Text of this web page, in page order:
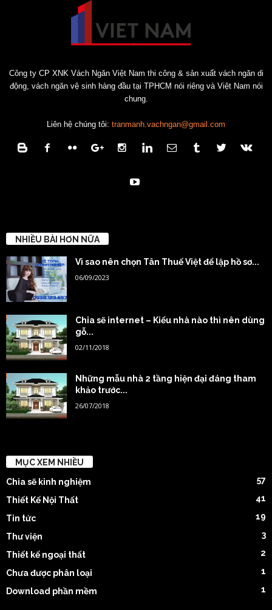
Công ty CP XNK Vách Ngăn Việt Nam thi công & sản xuất vách ngăn di
động, vách ngăn vệ sinh hàng đầu tại TPHCM nói riêng và Việt Nam nói
chung.
Liên hệ chúng tôi: tranmanh.vachngan@gmail.com
NHIỀU BÀI HƠN NỮA
Vì sao nên chọn Tân Thuế Việt để lập hồ sơ...
06/09/2023
Chia sẽ internet – Kiểu nhà nào thì nên dùng
gỗ...
02/11/2018
Những mẫu nhà 2 tầng hiện đại đáng tham
khảo trước...
26/07/2018
MỤC XEM NHIỀU
Chia sẽ kinh nghiệm
57
Thiết Kế Nội Thất 41
Tin tức 19
Thư viện 3
Thiết kế ngoại thất 2
Chưa được phân loại 1
Download phần mềm 1